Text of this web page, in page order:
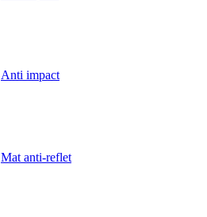
Anti impact
Mat anti-reflet